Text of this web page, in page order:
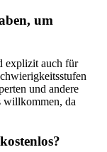
um
explizit auch für
und andere
willkommen, da
kostenlos?